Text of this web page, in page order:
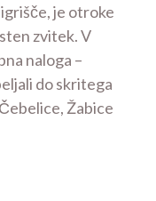
je otroke
zvitek. V
naloga –
do skritega
Žabice